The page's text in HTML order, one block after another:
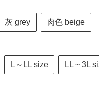
灰 grey 肉色 beige
L～LL size LL ~ 3L